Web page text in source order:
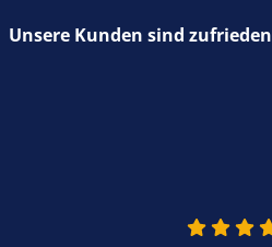
Unsere Kunden sind zufrieden